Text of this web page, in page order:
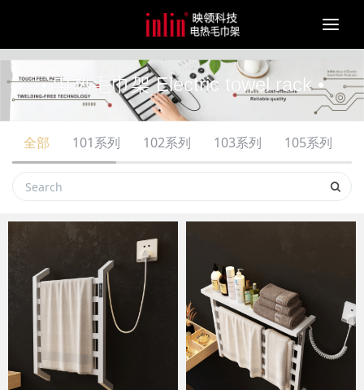
• 电热毛巾架 Electric towel rack •
全部 101系列 102系列 103系列 105系列